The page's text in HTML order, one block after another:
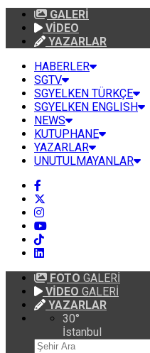
GALERİ
VİDEO
YAZARLAR
HABERLER
SGTV
SGYELKEN TÜRKÇE
SGYELKEN ENGLISH
NEWS
KUTUPHANE
YAZARLAR
UNUTULMAYANLAR
FOTO GALERİ
VİDEO GALERİ
YAZARLAR
30°
İstanbul